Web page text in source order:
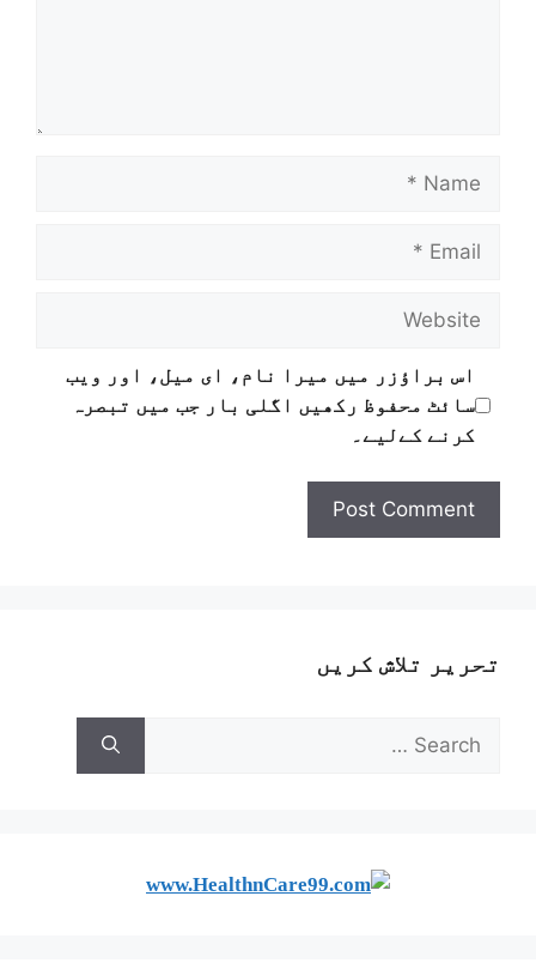
اس براؤزر میں میرا نام، ای میل، اور ویب
سائٹ محفوظ رکھیں اگلی بار جب میں تبصرہ
کرنے کےلیے۔
تحریر تلاش کریں